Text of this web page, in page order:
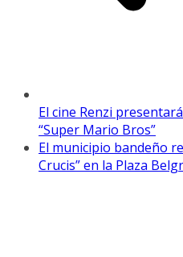
El cine Renzi
“Super Mario Bros”
El municipio bandeño
Crucis” en la Plaza